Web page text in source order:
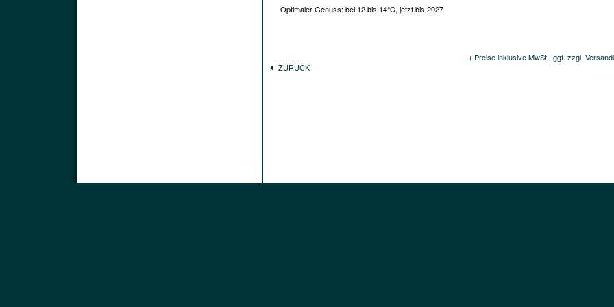
Optimaler Genuss: bei 12 bis 14°C, jetzt bis 2027
( Preise inklusive MwSt., ggf. zzgl.
ZURÜCK